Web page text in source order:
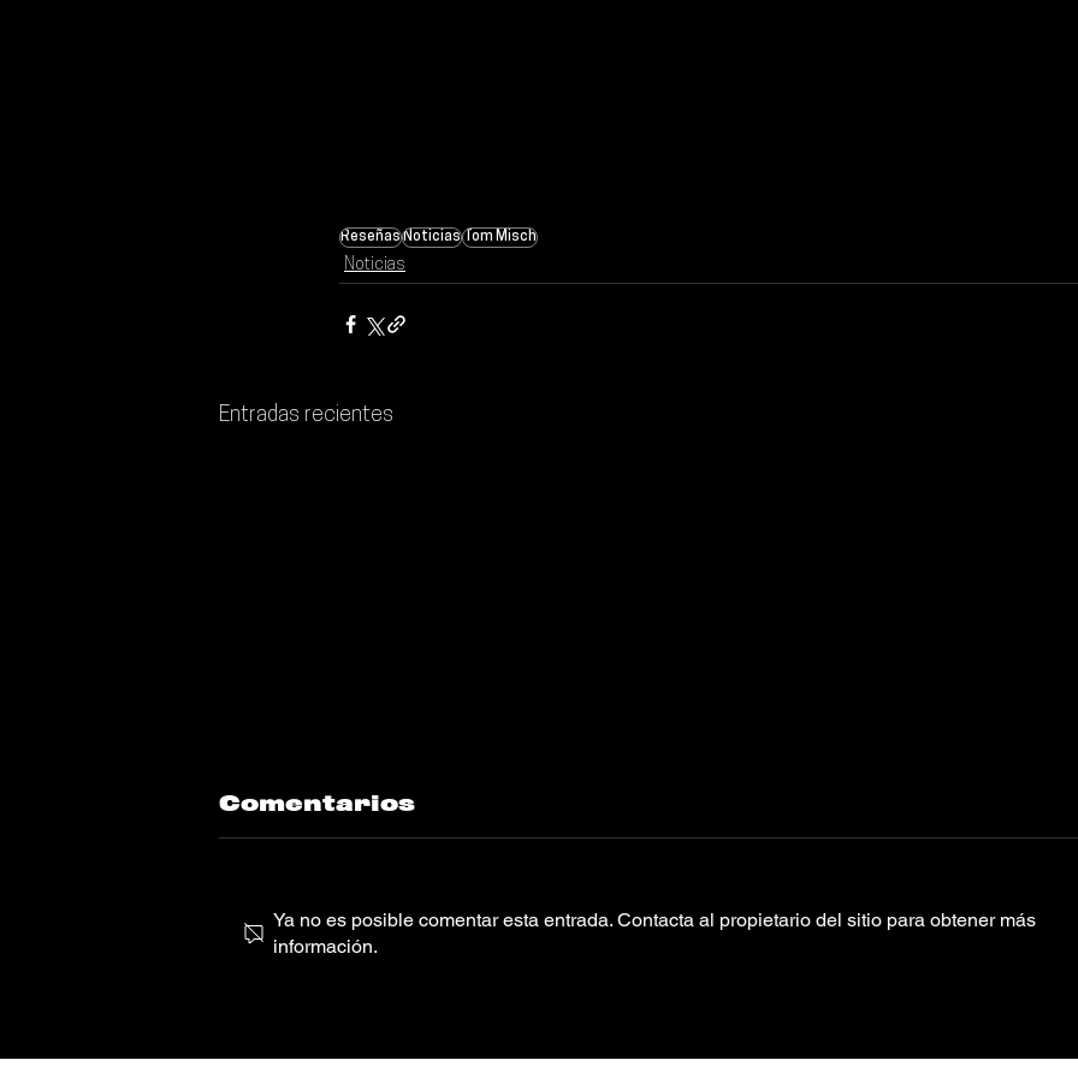
ReseñasNoticiasTom Misch
Noticias
Entradas recientes
una "Vida
Comentarios
Ya no es posible comentar esta entrada. Contacta al propietario del sitio para obtener más
información.